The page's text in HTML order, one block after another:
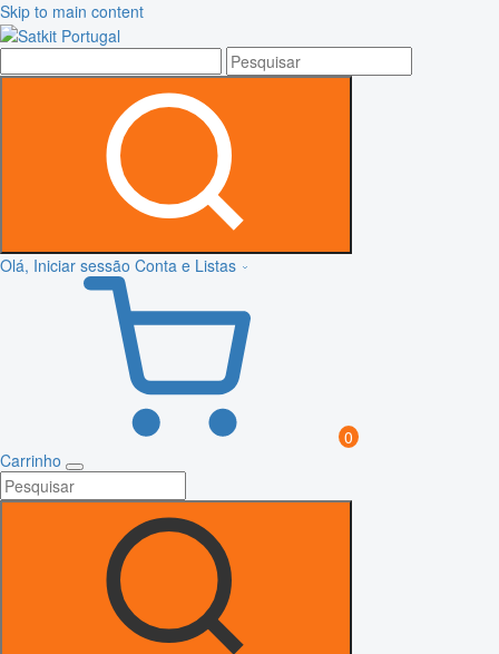
Skip to main content
Olá, Iniciar sessão Conta e Listas
0
Carrinho